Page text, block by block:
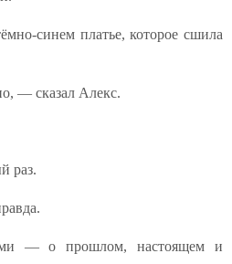
синем платье, которое сшила
— сказал Алекс.
раз.
— о прошлом, настоящем и